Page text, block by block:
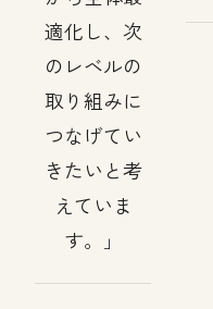
適化し、次
のレベルの
取り組みに
つなげてい
きたいと考
えていま
す。